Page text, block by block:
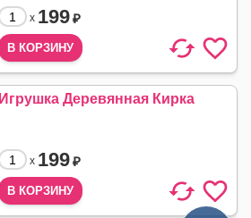
x 199₽
Игрушка Деревянная Кирка
x 199₽